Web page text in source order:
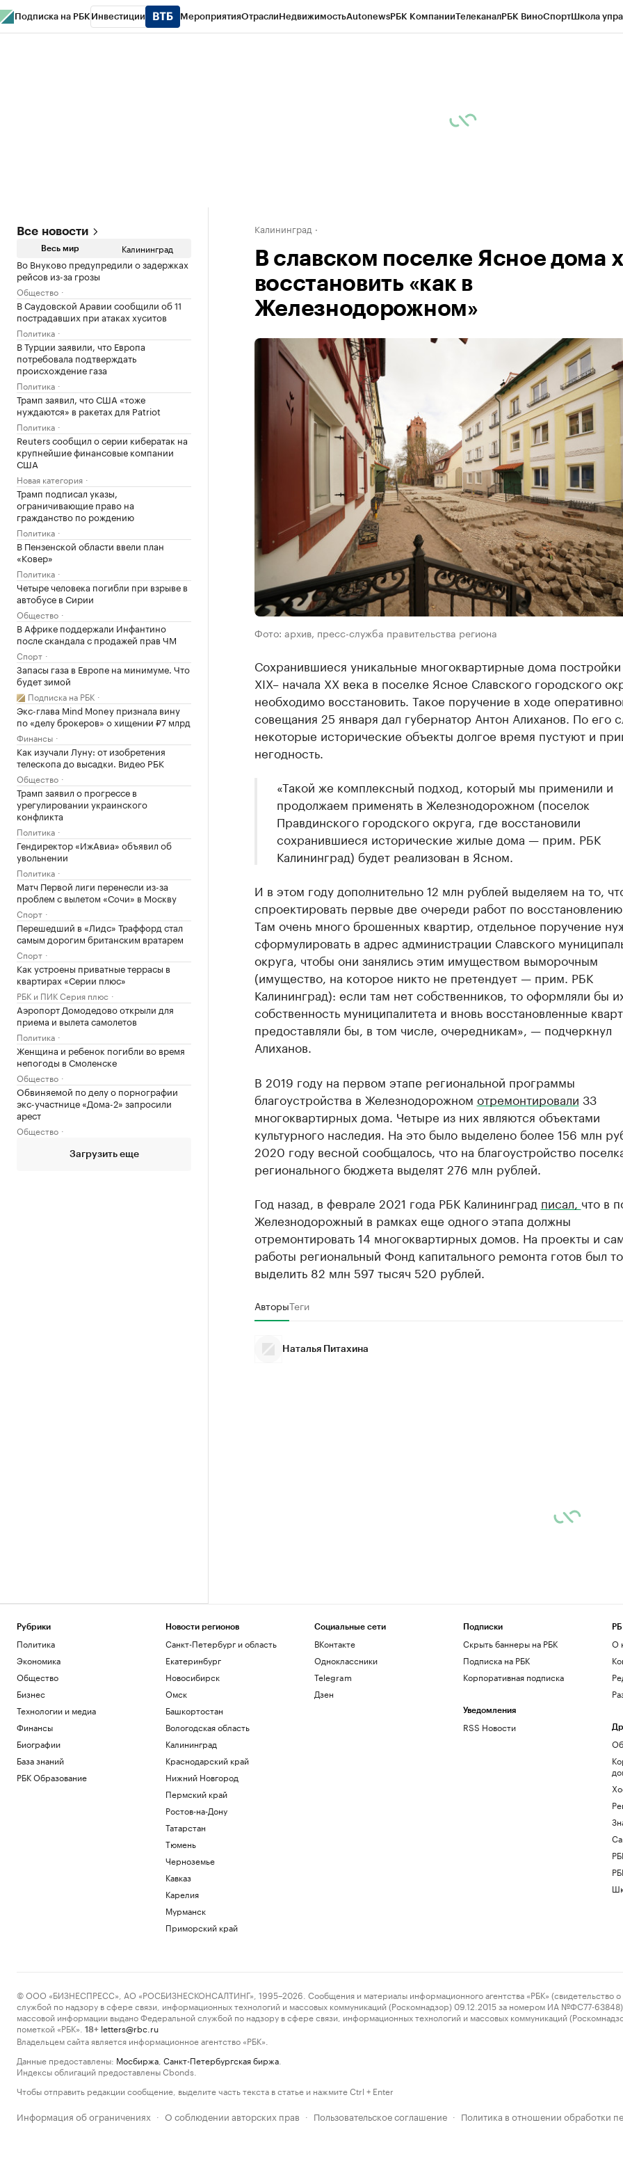
Подписка на РБК Инвестиции МероприятияОтраслиНедвижимостьAutonewsРБК КомпанииТелеканалРБК ВиноСпортШкола
Все новости
Весь мир Калининград
Во Внуково предупредили о задержках
рейсов из-за грозы
Общество
В Саудовской Аравии сообщили об 11
пострадавших при атаках хуситов
Политика
В Турции заявили, что Европа
потребовала подтверждать
происхождение газа
Политика
Трамп заявил, что США «тоже
нуждаются» в ракетах для Patriot
Политика
Reuters сообщил о серии кибератак на
крупнейшие финансовые компании
США
Новая категория
Трамп подписал указы,
ограничивающие право на
гражданство по рождению
Политика
В Пензенской области ввели план
«Ковер»
Политика
Четыре человека погибли при взрыве в
автобусе в Сирии
Общество
В Африке поддержали Инфантино
после скандала с продажей прав ЧМ
Спорт
Запасы газа в Европе на минимуме. Что
будет зимой
Подписка на РБК
Экс-глава Mind Money признала вину
по «делу брокеров» о хищении ₽7 млрд
Финансы
Как изучали Луну: от изобретения
телескопа до высадки. Видео РБК
Общество
Трамп заявил о прогрессе в
урегулировании украинского
конфликта
Политика
Гендиректор «ИжАвиа» объявил об
увольнении
Политика
Матч Первой лиги перенесли из-за
проблем с вылетом «Сочи» в Москву
Спорт
Перешедший в «Лидс» Траффорд стал
самым дорогим британским вратарем
Спорт
Как устроены приватные террасы в
квартирах «Серии плюс»
РБК и ПИК Серия плюс
Аэропорт Домодедово открыли для
приема и вылета самолетов
Политика
Женщина и ребенок погибли во время
непогоды в Смоленске
Общество
Обвиняемой по делу о порнографии
экс-участнице «Дома-2» запросили
арест
Общество
Загрузить еще
Калининград
В славском поселке Ясное дома
восстановить «как в
Железнодорожном»
Фото: архив, пресс-служба правительства региона
Сохранившиеся уникальные многоквартирные дома
XIX– начала XX века в поселке Ясное Славского городского
необходимо восстановить. Такое поручение в ходе
совещания 25 января дал губернатор Антон Алиханов. По его
некоторые исторические объекты долгое время пустуют и
негодность.
«Такой же комплексный подход, который мы применили и
продолжаем применять в Железнодорожном (поселок
Правдинского городского округа, где восстановили
сохранившиеся исторические жилые дома — прим. РБК
Калининград) будет реализован в Ясном.
И в этом году дополнительно 12 млн рублей выделяем на то,
спроектировать первые две очереди работ по
Там очень много брошенных квартир, отдельное поручение
сформулировать в адрес администрации Славского
округа, чтобы они занялись этим имуществом выморочным
(имущество, на которое никто не претендует — прим. РБК
Калининград): если там нет собственников, то оформляли бы
собственность муниципалитета и вновь восстановленные
предоставляли бы, в том числе, очередникам», — подчеркнул
Алиханов.
В 2019 году на первом этапе региональной программы
благоустройства в Железнодорожном отремонтировали 33
многоквартирных дома. Четыре из них являются объектами
культурного наследия. На это было выделено более 156 млн
2020 году весной сообщалось, что на благоустройство
регионального бюджета выделят 276 млн рублей.
Год назад, в феврале 2021 года РБК Калининград писал, что в
Железнодорожный в рамках еще одного этапа должны
отремонтировать 14 многоквартирных домов. На проекты и
работы региональный Фонд капитального ремонта готов был
выделить 82 млн 597 тысяч 520 рублей.
АвторыТеги
Наталья Питахина
Рубрики
Политика
Экономика
Общество
Бизнес
Технологии и медиа
Финансы
Биографии
База знаний
РБК Образование
Новости регионов
Санкт-Петербург и область
Екатеринбург
Новосибирск
Омск
Башкортостан
Вологодская область
Калининград
Краснодарский край
Нижний Новгород
Пермский край
Ростов-на-Дону
Татарстан
Тюмень
Черноземье
Кавказ
Карелия
Мурманск
Приморский край
Социальные сети
ВКонтакте
Одноклассники
Telegram
Дзен
Подписки
Скрыть баннеры на РБК
Подписка на РБК
Корпоративная подписка
Уведомления
RSS Новости
О
© ООО «БИЗНЕСПРЕСС», АО «РОСБИЗНЕСКОНСАЛТИНГ», 1995–2026. Сообщения и материалы информационного агентства «РБК» (свидетельство о
службой по надзору в сфере связи, информационных технологий и массовых коммуникаций (Роскомнадзор) 09.12.2015 за номером ИА №ФС77-63848)
массовой информации выдано Федеральной службой по надзору в сфере связи, информационных технологий и массовых коммуникаций
пометкой «РБК».
18+ letters@rbc.ru
Владельцем сайта является информационное агентство «РБК».
Данные предоставлены: Мосбиржа Санкт-Петербургская биржа
Индексы облигаций предоставлены Cbonds.
Чтобы отправить редакции сообщение, выделите часть текста в статье и нажмите Ctrl + Enter
Информация об ограничениях · О соблюдении авторских прав · Пользовательское соглашение · Политика в отношении обработки